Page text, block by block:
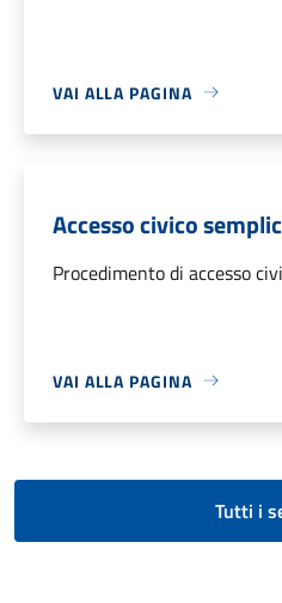
VAI ALLA PAGINA
Accesso civico
Procedimento di accesso
VAI ALLA PAGINA
Tutti i